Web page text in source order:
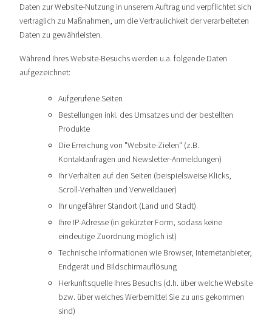
Daten zur Website-Nutzung in unserem Auftrag und verpflichtet sich
vertraglich zu Maßnahmen, um die Vertraulichkeit der verarbeiteten
Daten zu gewährleisten.
Während Ihres Website-Besuchs werden u.a. folgende Daten
aufgezeichnet:
Aufgerufene Seiten
Bestellungen inkl. des Umsatzes und der bestellten
Produkte
Die Erreichung von "Website-Zielen" (z.B.
Kontaktanfragen und Newsletter-Anmeldungen)
Ihr Verhalten auf den Seiten (beispielsweise Klicks,
Scroll-Verhalten und Verweildauer)
Ihr ungefährer Standort (Land und Stadt)
Ihre IP-Adresse (in gekürzter Form, sodass keine
eindeutige Zuordnung möglich ist)
Technische Informationen wie Browser, Internetanbieter,
Endgerät und Bildschirmauflösung
Herkunftsquelle Ihres Besuchs (d.h. über welche Website
bzw. über welches Werbemittel Sie zu uns gekommen
sind)